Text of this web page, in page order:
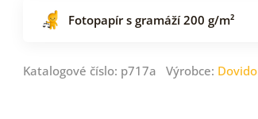
Fotopapír s gramáží 200 g/m²
Katalogové číslo: p717a Výrobce: Dovido